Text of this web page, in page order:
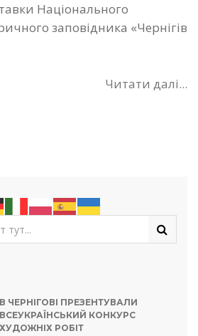
Національного
заповідника «Чернігів
Читати далі...
В ЧЕРНІГОВІ ПРЕЗЕНТУВАЛИ
ВСЕУКРАЇНСЬКИЙ КОНКУРС
ХУДОЖНІХ РОБІТ